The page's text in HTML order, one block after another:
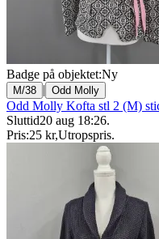
Badge på objektet:Ny
M/38 | Odd Molly
Odd Molly Kofta stl 2 (M)
Sluttid20 aug 18:26.
Pris:25 kr,Utropspris.